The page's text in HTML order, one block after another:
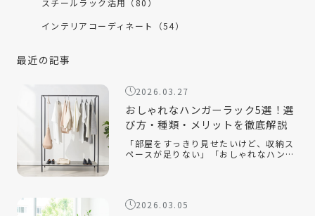
スチールラック活用（80）
インテリアコーディネート（54）
最近の記事
2026.03.27
おしゃれなハンガーラック5選！選
び方・種類・メリットを徹底解説
「部屋をすっきり見せたいけど、収納ス
ペースが足りない」「おしゃれなハンガ
間を […]
2026.03.05